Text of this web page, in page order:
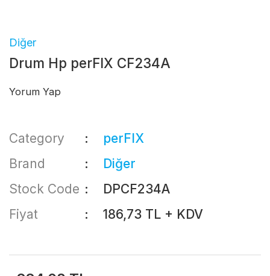
Diğer
Drum Hp perFIX CF234A
Yorum Yap
Category
perFIX
Brand
Diğer
Stock Code
DPCF234A
Fiyat
186,73 TL + KDV